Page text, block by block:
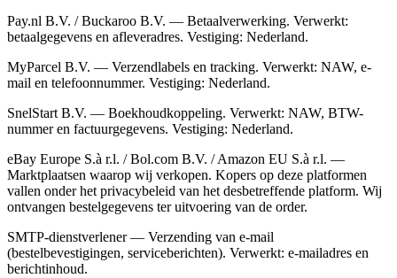
Pay.nl B.V. / Buckaroo B.V. — Betaalverwerking. Verwerkt:
betaalgegevens en afleveradres. Vestiging: Nederland.
MyParcel B.V. — Verzendlabels en tracking. Verwerkt: NAW, e-
mail en telefoonnummer. Vestiging: Nederland.
SnelStart B.V. — Boekhoudkoppeling. Verwerkt: NAW, BTW-
nummer en factuurgegevens. Vestiging: Nederland.
eBay Europe S.à r.l. / Bol.com B.V. / Amazon EU S.à r.l. —
Marktplaatsen waarop wij verkopen. Kopers op deze platformen
vallen onder het privacybeleid van het desbetreffende platform. Wij
ontvangen bestelgegevens ter uitvoering van de order.
SMTP-dienstverlener — Verzending van e-mail
(bestelbevestigingen, serviceberichten). Verwerkt: e-mailadres en
berichtinhoud.